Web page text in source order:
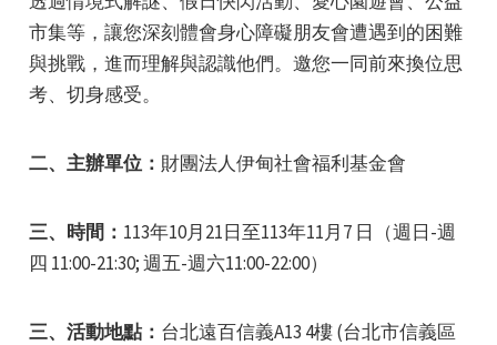
市集等，讓您深刻體會身心障礙朋友會遭遇到的困難
與挑戰，進而理解與認識他們。邀您一同前來換位思
考、切身感受。
二、主辦單位： 財團法人伊甸社會福利基金會
三、時間： 113年10月21日至113年11月7 日（週日-週
四 11:00-21:30; 週五-週六11:00-22:00）
三、活動地點： 台北遠百信義A13 4樓 (台北市信義區